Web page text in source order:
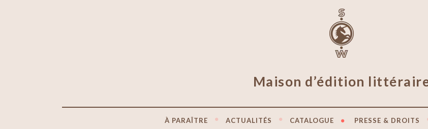
Maison d’édition
À PARAÎTRE ACTUALITÉS CATALOGUE PRESSE & DROITS